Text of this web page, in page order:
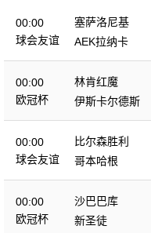
00:00
球会友谊
塞萨洛尼基
AEK拉纳卡
00:00
欧冠杯
林肯红魔
伊斯卡尔德斯
00:00
球会友谊
比尔森胜利
哥本哈根
00:00
欧冠杯
沙巴巴库
新圣徒